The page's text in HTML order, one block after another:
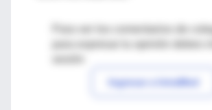
Para ver los comentarios de
Ingresar a IntraMed